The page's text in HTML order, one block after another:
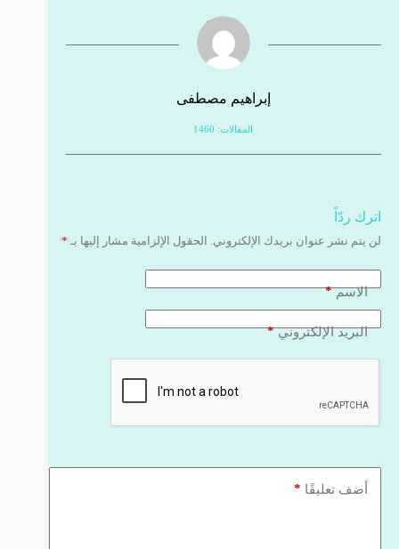
إبراهيم مصطفى
المقالات: 1460
اترك ردّاً
لن يتم نشر عنوان بريدك الإلكتروني. الحقول الإلزامية مشار إليها بـ *
الاسم*
البريد الإلكتروني*
أضف تعليقًا *